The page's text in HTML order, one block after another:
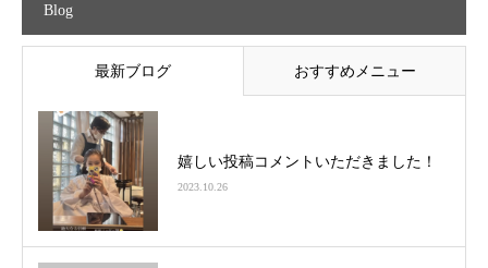
Blog
最新ブログ おすすめメニュー
嬉しい投稿コメントいただきました！
2023.10.26